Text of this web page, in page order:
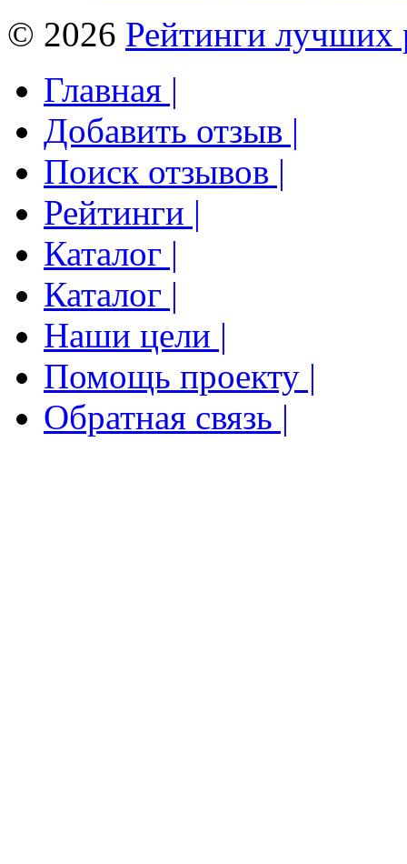
© 2026 Рейтинги лучших
Главная |
Добавить отзыв |
Поиск отзывов |
Рейтинги |
Каталог |
Каталог |
Наши цели |
Помощь проекту |
Обратная связь |